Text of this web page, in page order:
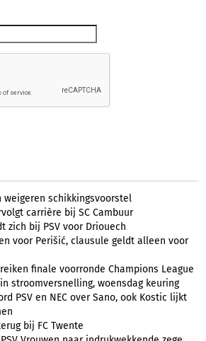
weigeren schikkingsvoorstel
carrière bij SC Cambuur
zich bij PSV voor Driouech
voor Perišić, clausule geldt alleen voor
finale voorronde Champions League
stroomversnelling, woensdag keuring
PSV en NEC over Sano, ook Kostic lijkt
bij FC Twente